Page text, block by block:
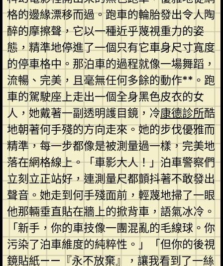
格的邊緣漂移而過。跑車的輪胎發出令人陶
醉的摩擦聲，它以一種近乎蔑視重力的姿
態，精準地停進了一個只有它車身尺寸寬度
的停車格中。那泊車的過程就像一場舞蹈，
流暢、完美，且毫無任何多餘的動作**。跑
車的駕駛座上走出一個全身黑色皮衣的女
人，她戴著一副透明護目鏡，冷康德診所酷
地朝著何手殘的方向走來。她的步伐優雅而
精準，每一步都像是被測量過一樣，完美地
落在網格線上。「車影大人！」泊車警察們
立刻立正站好，連測量尺都顫抖著不敢發出
聲音。她走到何手殘面前，輕蔑地掃了一眼
他那輛垂直貼在牆上的掀背車，語氣冰冷。
「新手，你的車技像一團混亂的毛線球。你
污染了泊車維度的純粹性。」「但你的後視
鏡貼紙——『永不放棄』，讓我看到了一絲